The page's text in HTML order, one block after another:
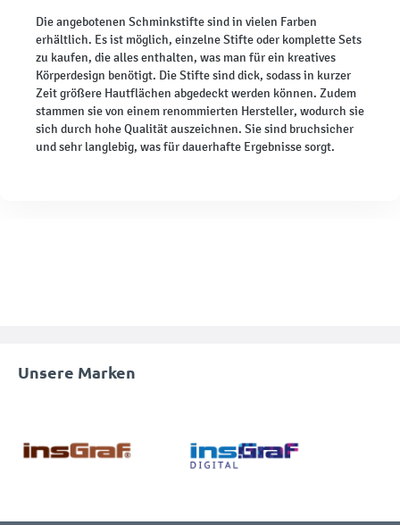
Die angebotenen Schminkstifte sind in vielen Farben
erhältlich. Es ist möglich, einzelne Stifte oder komplette Sets
zu kaufen, die alles enthalten, was man für ein kreatives
Körperdesign benötigt. Die Stifte sind dick, sodass in kurzer
Zeit größere Hautflächen abgedeckt werden können. Zudem
stammen sie von einem renommierten Hersteller, wodurch sie
sich durch hohe Qualität auszeichnen. Sie sind bruchsicher
und sehr langlebig, was für dauerhafte Ergebnisse sorgt.
Unsere Marken